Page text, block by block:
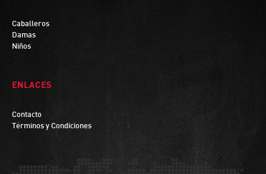
Caballeros
Damas
Niños
ENLACES
Contacto
Términos y Condiciones